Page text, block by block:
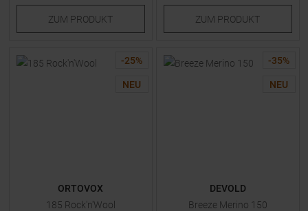
ZUM PRODUKT ZUM PRODUKT
-25%
NEU
ORTOVOX
185 Rock'n'Wool
-35%
NEU
DEVOLD
Breeze Merino 150